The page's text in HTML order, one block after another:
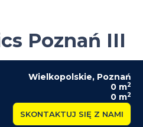
Poznań III
Wielkopolskie, Poznań
0 m2
0 m2
SKONTAKTUJ SIĘ Z NAMI